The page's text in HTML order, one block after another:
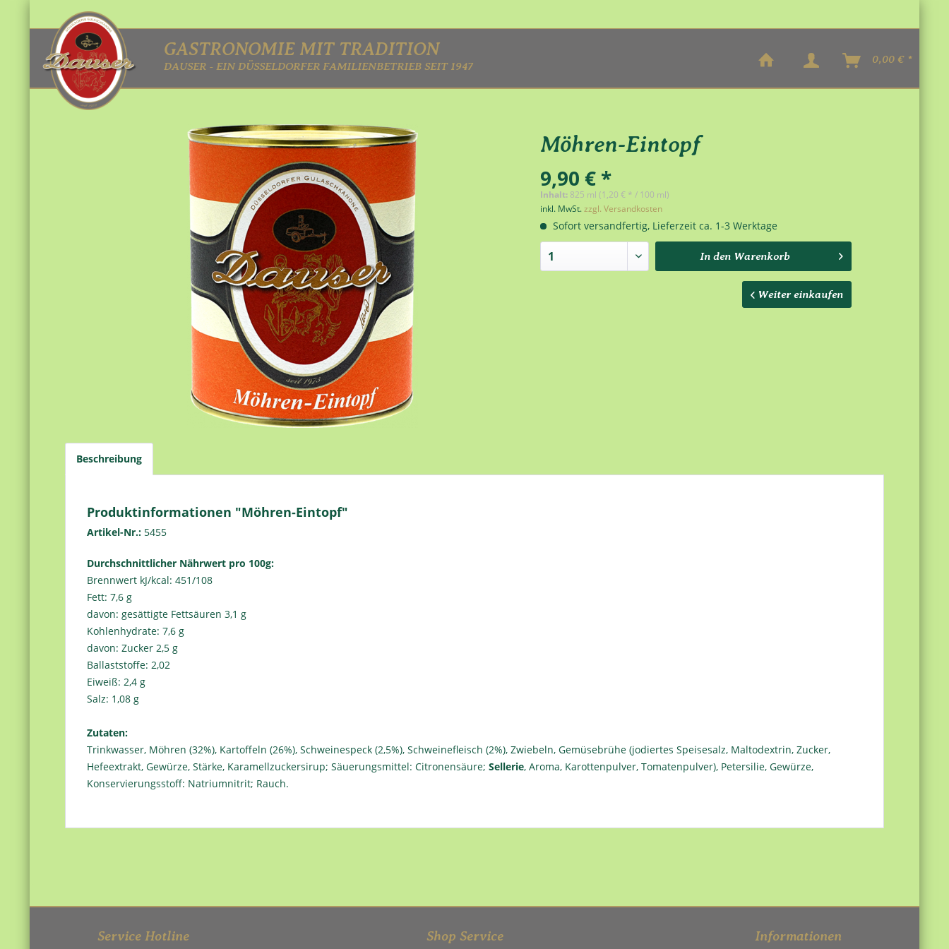
GASTRONOMIE MIT TRADITION
DAUSER - EIN DÜSSELDORFER FAMILIENBETRIEB SEIT 1947
0,00 € *
Möhren-Eintopf
9,90 € *
Inhalt: 825 ml (1,20 € * / 100 ml)
inkl. MwSt.zzgl. Versandkosten
Sofort versandfertig, Lieferzeit ca. 1-3 Werktage
In den Warenkorb
Weiter einkaufen
Beschreibung
Produktinformationen "Möhren-Eintopf"
Artikel-Nr.: 5455
Durchschnittlicher Nährwert pro 100g:
Brennwert kJ/kcal: 451/108
Fett: 7,6 g
davon: gesättigte Fettsäuren 3,1 g
Kohlenhydrate: 7,6 g
davon: Zucker 2,5 g
Ballaststoffe: 2,02
Eiweiß: 2,4 g
Salz: 1,08 g
Zutaten:
Trinkwasser, Möhren (32%), Kartoffeln (26%), Schweinespeck (2,5%), Schweinefleisch (2%), Zwiebeln, Gemüsebrühe (jodiertes Speisesalz, Maltodextrin, Zucker,
Hefeextrakt, Gewürze, Stärke, Karamellzuckersirup; Säuerungsmittel: Citronensäure; Sellerie, Aroma, Karottenpulver, Tomatenpulver), Petersilie, Gewürze,
Konservierungsstoff: Natriumnitrit; Rauch.
Service Hotline Shop Service Informationen